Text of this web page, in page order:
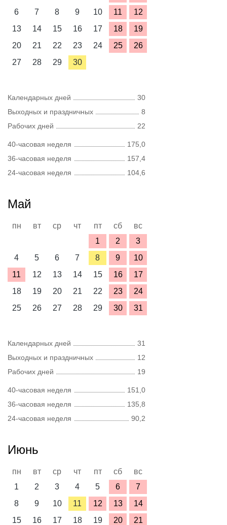
6
7 8 9 10 11
12
13
14 15 16 17 18
19
20
21 22 23 24 25
26
27
28 29 30
Календарных дней
30
Выходных и праздничных
8
Рабочих дней
22
40-часовая неделя
175,0
36-часовая неделя
157,4
24-часовая неделя
104,6
Май
пн вт ср чт пт сб
вс
1
2
3
4
5 6 7 8 9
10
11
12 13 14 15 16
17
18
19 20 21 22 23
24
25
26 27 28 29 30 31
Календарных дней
31
Выходных и праздничных
12
Рабочих дней
19
40-часовая неделя
151,0
36-часовая неделя
135,8
24-часовая неделя
90,2
Июнь
пн вт ср чт пт сб
вс
1
2 3 4 5 6
7
8
9 10 11 12 13
14
15
16 17 18 19 20
21